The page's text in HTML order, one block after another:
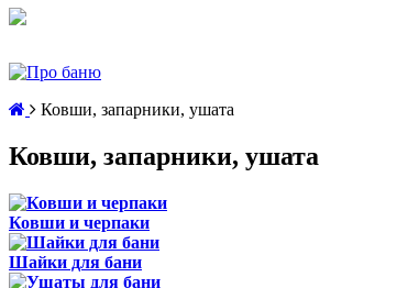
Ковши, запарники, ушата
Ковши, запарники, ушата
Ковши и черпаки
Шайки для бани